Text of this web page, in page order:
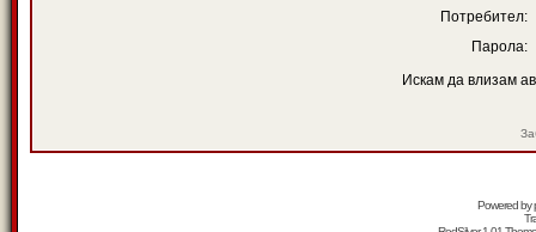
Потребител:
Парола:
Искам да влизам
Powered by